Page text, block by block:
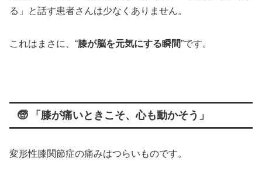
る」と話す患者さんは少なくありません。
これはまさに、“膝が脳を元気にする瞬間”です。
🧓 「膝が痛いときこそ、心も動かそう」
変形性膝関節症の痛みはつらいものです。